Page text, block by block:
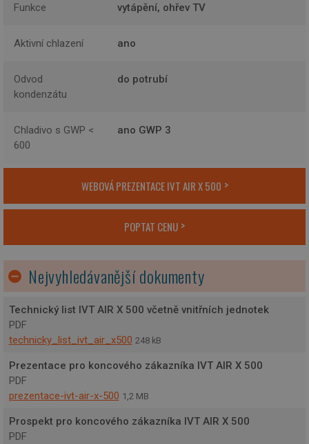
Funkce vytápění, ohřev TV
Aktivní chlazení ano
Odvod
kondenzátu
do potrubí
Chladivo s GWP <
600
ano GWP 3
WEBOVÁ PREZENTACE IVT AIR X 500
POPTAT CENU
Nejvyhledávanější dokumenty
Technický list IVT AIR X 500 včetně vnitřních jednotek
PDF
technicky_list_ivt_air_x500 248 kB
Prezentace pro koncového zákazníka IVT AIR X 500
PDF
prezentace-ivt-air-x-500 1,2 MB
Prospekt pro koncového zákazníka IVT AIR X 500
PDF